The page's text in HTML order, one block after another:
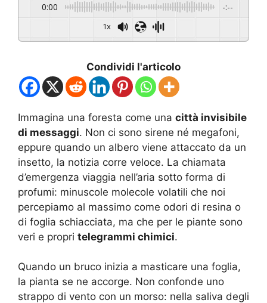
0:00 -:--
1x
Condividi l'articolo
Immagina una foresta come una città invisibile
di messaggi. Non ci sono sirene né megafoni,
eppure quando un albero viene attaccato da un
insetto, la notizia corre veloce. La chiamata
d’emergenza viaggia nell’aria sotto forma di
profumi: minuscole molecole volatili che noi
percepiamo al massimo come odori di resina o
di foglia schiacciata, ma che per le piante sono
veri e propri telegrammi chimici.
Quando un bruco inizia a masticare una foglia,
la pianta se ne accorge. Non confonde uno
strappo di vento con un morso: nella saliva degli